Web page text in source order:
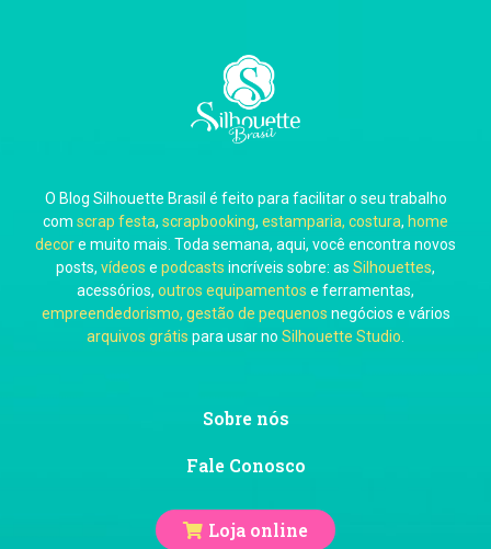
Carla Eschberger
Carol Pessoa
Ju Mirthes
O Blog Silhouette Brasil é feito para facilitar o seu trabalho
com scrap festa, scrapbooking, estamparia, costura, home
decore muito mais. Toda semana, aqui, você encontra novos
posts, vídeos e podcasts incríveis sobre: as Silhouettes,
acessórios, outros equipamentos e ferramentas,
empreendedorismo, gestão de pequenos negócios e vários
arquivos grátis para usar no Silhouette Studio.
Sobre nós
Fale Conosco
Loja online